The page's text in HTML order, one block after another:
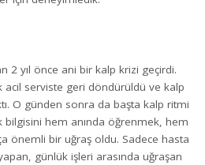
2 yıl önce ani bir kalp krizi geçirdi.
acil serviste geri döndürüldü ve kalp
O günden sonra da başta kalp ritmi
bilgisini hem anında öğrenmek, hem
önemli bir uğraş oldu. Sadece hasta
günlük işleri arasında uğraşan